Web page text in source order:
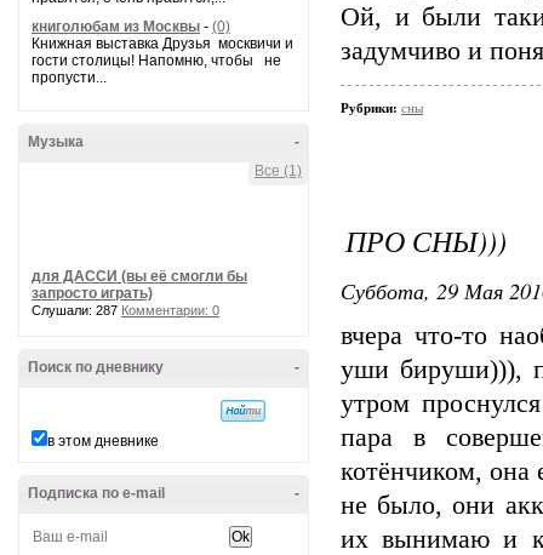
книголюбам из Москвы - (0)
Книжная выставка Друзья москвичи и
гости столицы! Напомню, чтобы не
пропусти...
-
Музыка
Все (1)
для ДАССИ (вы её смогли бы
запросто играть)
Слушали: 287 Комментарии: 0
-
Поиск по дневнику
в этом дневнике
-
Подписка по e-mail
Ой, и были
задумчиво и
Рубрики: сны
ПРО СНЫ)))
Суббота, 29 Мая
вчера что-то
уши бируши))),
утром
пара в
котёнчиком,
не было, они
их вынимаю и